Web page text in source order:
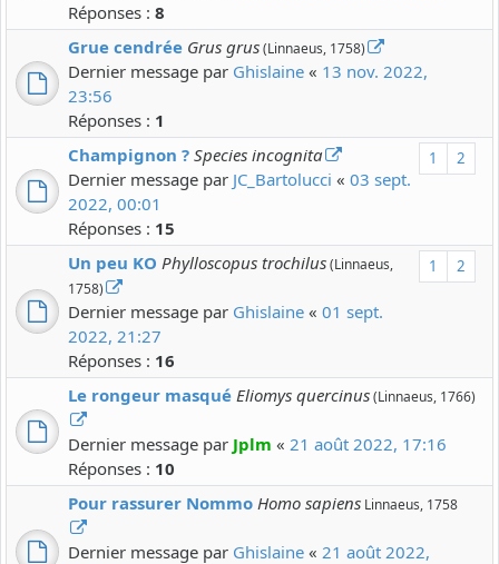
Réponses : 8
Grue cendrée Grus grus(Linnaeus, 1758)
Dernier message par Ghislaine « 13 nov. 2022,
23:56
Réponses : 1
1 2
Champignon ? Species incognita
Dernier message par JC_Bartolucci « 03 sept.
2022, 00:01
Réponses : 15
1 2
Un peu KO Phylloscopus trochilus(Linnaeus,
1758)
Dernier message par Ghislaine « 01 sept.
2022, 21:27
Réponses : 16
Le rongeur masqué Eliomys quercinus(Linnaeus, 1766)
Dernier message par Jplm « 21 août 2022, 17:16
Réponses : 10
Pour rassurer Nommo Homo sapiens Linnaeus, 1758
Dernier message par Ghislaine « 21 août 2022,